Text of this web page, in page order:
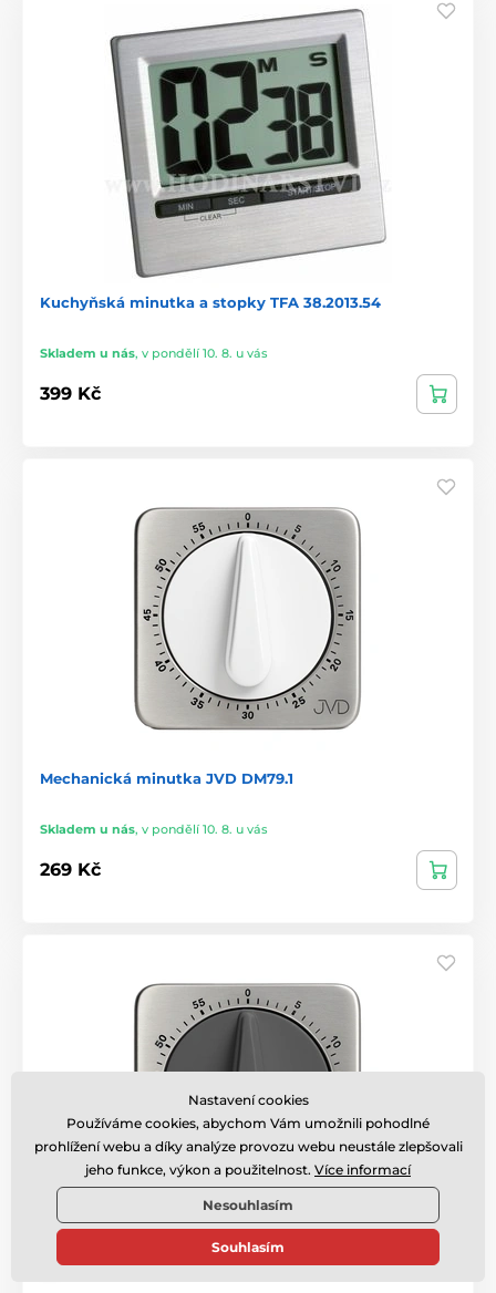
Kuchyňská minutka a stopky TFA 38.2013.54
Skladem u nás, v pondělí 10. 8. u vás
399 Kč
Mechanická minutka JVD DM79.1
Skladem u nás, v pondělí 10. 8. u vás
269 Kč
Mechanická minutka JVD DM79.2
Nastavení cookies
Používáme cookies, abychom Vám umožnili pohodlné
prohlížení webu a díky analýze provozu webu neustále zlepšovali
jeho funkce, výkon a použitelnost. Více informací
Nesouhlasím
Souhlasím